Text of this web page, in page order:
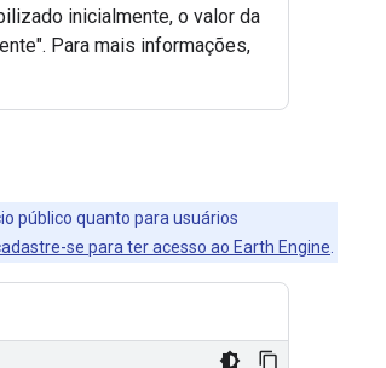
inicialmente, o valor da
Para mais informações,
público quanto para usuários
se para ter acesso ao Earth Engine